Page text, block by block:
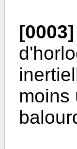
[0003]
moins